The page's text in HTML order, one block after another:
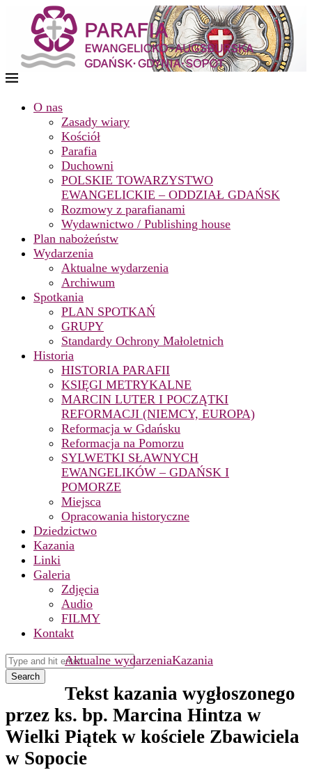
O nas
Zasady wiary
Kościół
Parafia
Duchowni
POLSKIE TOWARZYSTWO
EWANGELICKIE – ODDZIAŁ GDAŃSK
Rozmowy z parafianami
Wydawnictwo / Publishing house
Plan nabożeństw
Wydarzenia
Aktualne wydarzenia
Archiwum
Spotkania
PLAN SPOTKAŃ
GRUPY
Standardy Ochrony Małoletnich
Historia
HISTORIA PARAFII
KSIĘGI METRYKALNE
MARCIN LUTER I POCZĄTKI
REFORMACJI (NIEMCY, EUROPA)
Reformacja w Gdańsku
Reformacja na Pomorzu
SYLWETKI SŁAWNYCH
EWANGELIKÓW – GDAŃSK I
POMORZE
Miejsca
Opracowania historyczne
Dziedzictwo
Kazania
Linki
Galeria
Zdjęcia
Audio
FILMY
Kontakt
Search
Aktualne wydarzeniaKazania
Tekst kazania wygłoszonego
przez ks. bp. Marcina Hintza w
Wielki Piątek w kościele Zbawiciela
w Sopocie